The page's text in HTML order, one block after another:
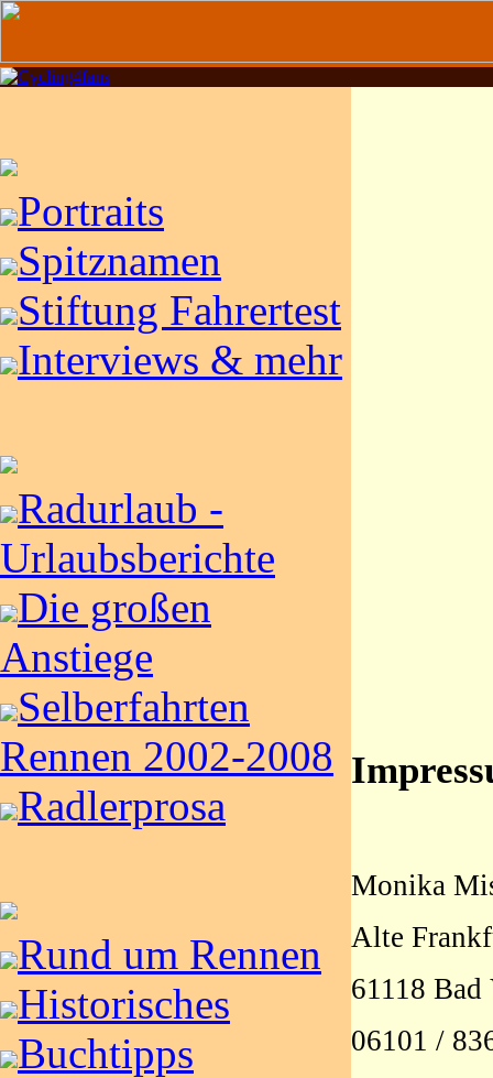
Portraits
Spitznamen
Stiftung Fahrertest
Interviews & mehr
Radurlaub -
Urlaubsberichte
Die großen
Anstiege
Selberfahrten
Rennen 2002-2008
Radlerprosa
Rund um Rennen
Historisches
Buchtipps
Monika
Alte
61118
06101 /